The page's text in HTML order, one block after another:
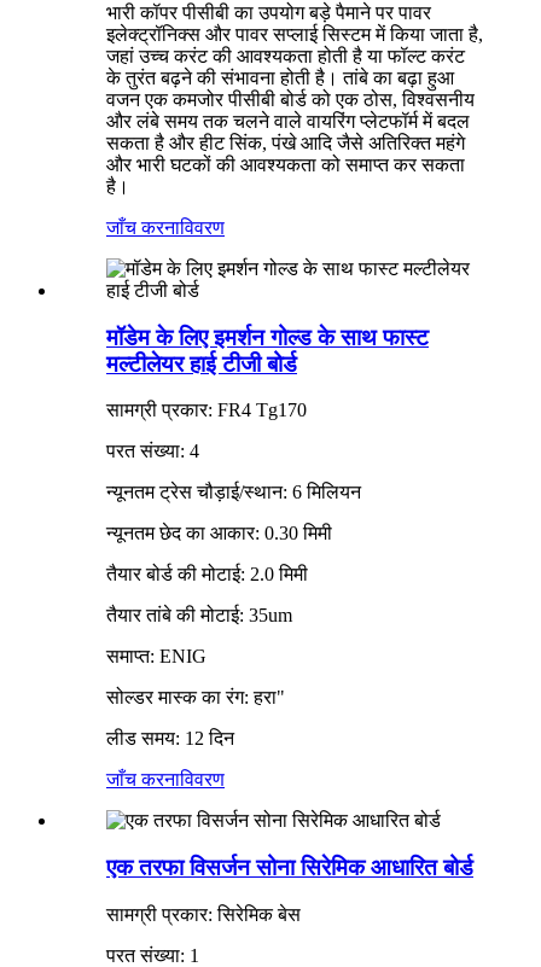
भारी कॉपर पीसीबी का उपयोग बड़े पैमाने पर पावर
इलेक्ट्रॉनिक्स और पावर सप्लाई सिस्टम में किया जाता है,
जहां उच्च करंट की आवश्यकता होती है या फॉल्ट करंट
के तुरंत बढ़ने की संभावना होती है। तांबे का बढ़ा हुआ
वजन एक कमजोर पीसीबी बोर्ड को एक ठोस, विश्वसनीय
और लंबे समय तक चलने वाले वायरिंग प्लेटफॉर्म में बदल
सकता है और हीट सिंक, पंखे आदि जैसे अतिरिक्त महंगे
और भारी घटकों की आवश्यकता को समाप्त कर सकता
है।
जाँच करनाविवरण
मॉडेम के लिए इमर्शन गोल्ड के साथ फास्ट
मल्टीलेयर हाई टीजी बोर्ड
सामग्री प्रकार: FR4 Tg170
परत संख्या: 4
न्यूनतम ट्रेस चौड़ाई/स्थान: 6 मिलियन
न्यूनतम छेद का आकार: 0.30 मिमी
तैयार बोर्ड की मोटाई: 2.0 मिमी
तैयार तांबे की मोटाई: 35um
समाप्त: ENIG
सोल्डर मास्क का रंग: हरा"
लीड समय: 12 दिन
जाँच करनाविवरण
एक तरफा विसर्जन सोना सिरेमिक आधारित बोर्ड
सामग्री प्रकार: सिरेमिक बेस
परत संख्या: 1